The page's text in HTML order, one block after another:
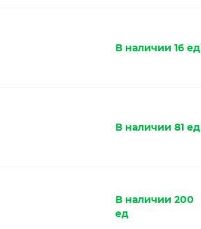
В наличии 16 ед
В наличии 81 ед
В наличии 200
ед